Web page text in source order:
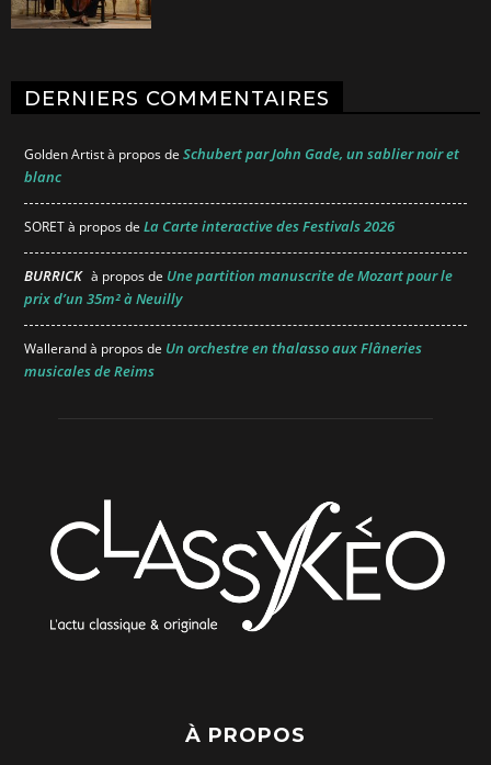
DERNIERS COMMENTAIRES
Golden Artistà propos de Schubert par John Gade, un sablier noir et
blanc
SORETà propos de La Carte interactive des Festivals 2026
BURRICK à propos de Une partition manuscrite de Mozart pour le
prix d’un 35m² à Neuilly
Wallerandà propos de Un orchestre en thalasso aux Flâneries
musicales de Reims
À PROPOS